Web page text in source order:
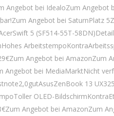
Angebot bei IdealoZum Angebot
Angebot bei SaturnPlatz
5 (SF514-55T-
Angebot bei AmazonZum
Angebot bei MediaMarktNicht
13
OLED-
Angebot bei AmazonZum